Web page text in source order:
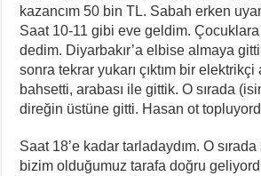
kazancım 50 bin TL. Sabah erken
Saat 10-11 gibi eve geldim.
dedim. Diyarbakır’a elbise almaya
sonra tekrar yukarı çıktım bir elektrikçi
bahsetti, arabası ile gittik. O sırada
direğin üstüne gitti. Hasan ot
Saat 18’e kadar tarladaydım. O
bizim olduğumuz tarafa doğru